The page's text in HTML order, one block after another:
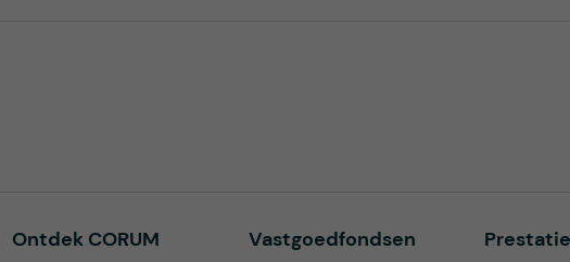
Ontdek CORUM Vastgoedfondsen